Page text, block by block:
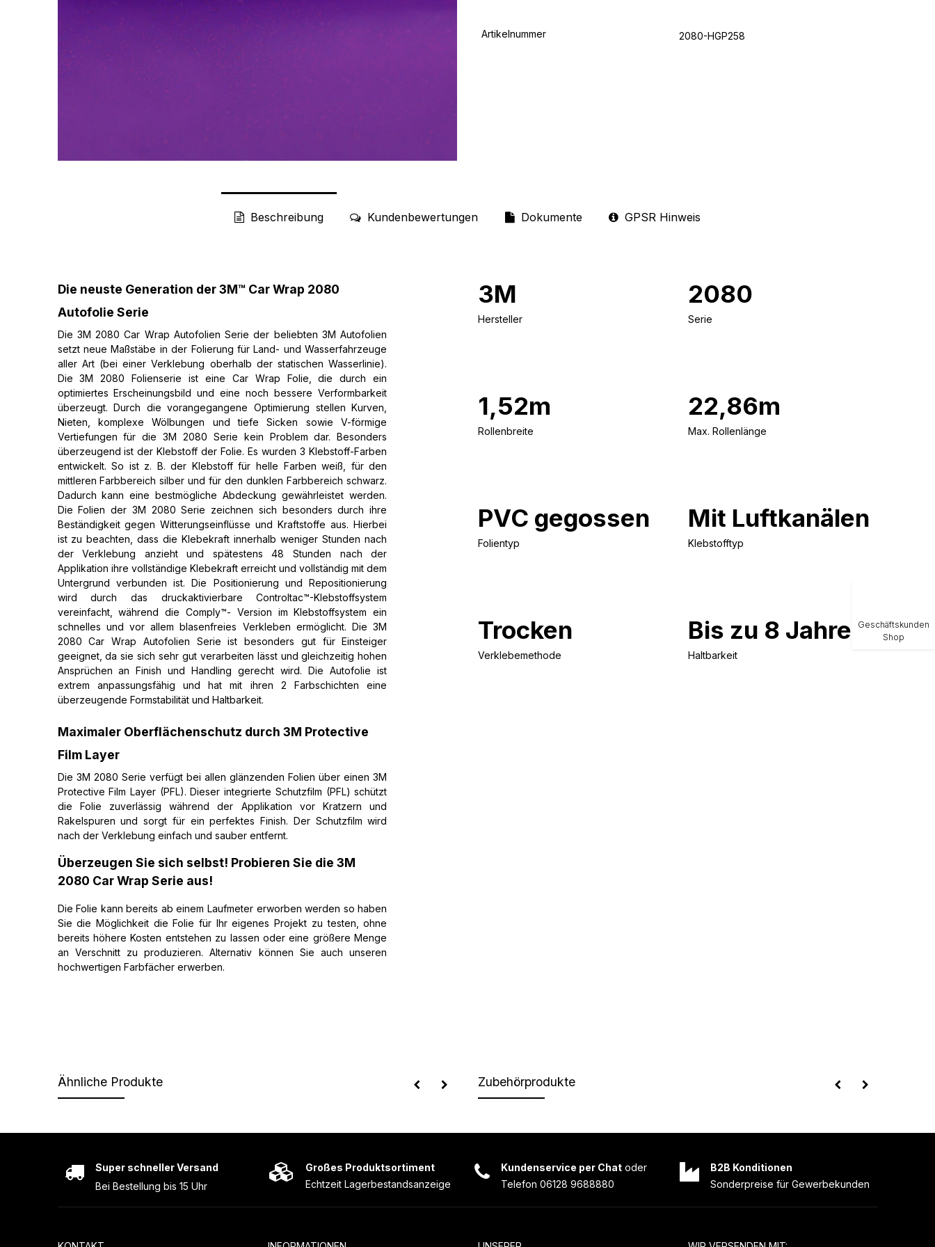
Artikelnummer 2080-HGP258
Beschreibung Kundenbewertungen Dokumente GPSR Hinweis
Die neuste Generation der 3M™ Car Wrap 2080
Autofolie Serie
Die 3M 2080 Car Wrap Autofolien Serie der beliebten 3M Autofolien
setzt neue Maßstäbe in der Folierung für Land- und Wasserfahrzeuge
aller Art (bei einer Verklebung oberhalb der statischen Wasserlinie).
Die 3M 2080 Folienserie ist eine Car Wrap Folie, die durch ein
optimiertes Erscheinungsbild und eine noch bessere Verformbarkeit
überzeugt. Durch die vorangegangene Optimierung stellen Kurven,
Nieten, komplexe Wölbungen und tiefe Sicken sowie V-förmige
Vertiefungen für die 3M 2080 Serie kein Problem dar. Besonders
überzeugend ist der Klebstoff der Folie. Es wurden 3 Klebstoff-Farben
entwickelt. So ist z. B. der Klebstoff für helle Farben weiß, für den
mittleren Farbbereich silber und für den dunklen Farbbereich schwarz.
Dadurch kann eine bestmögliche Abdeckung gewährleistet werden.
Die Folien der 3M 2080 Serie zeichnen sich besonders durch ihre
Beständigkeit gegen Witterungseinflüsse und Kraftstoffe aus. Hierbei
ist zu beachten, dass die Klebekraft innerhalb weniger Stunden nach
der Verklebung anzieht und spätestens 48 Stunden nach der
Applikation ihre vollständige Klebekraft erreicht und vollständig mit dem
Untergrund verbunden ist. Die Positionierung und Repositionierung
wird durch das druckaktivierbare Controltac™-Klebstoffsystem
vereinfacht, während die Comply™- Version im Klebstoffsystem ein
schnelles und vor allem blasenfreies Verkleben ermöglicht. Die 3M
2080 Car Wrap Autofolien Serie ist besonders gut für Einsteiger
geeignet, da sie sich sehr gut verarbeiten lässt und gleichzeitig hohen
Ansprüchen an Finish und Handling gerecht wird. Die Autofolie ist
extrem anpassungsfähig und hat mit ihren 2 Farbschichten eine
überzeugende Formstabilität und Haltbarkeit.
Maximaler Oberflächenschutz durch 3M Protective
Film Layer
Die 3M 2080 Serie verfügt bei allen glänzenden Folien über einen 3M
Protective Film Layer (PFL). Dieser integrierte Schutzfilm (PFL) schützt
die Folie zuverlässig während der Applikation vor Kratzern und
Rakelspuren und sorgt für ein perfektes Finish. Der Schutzfilm wird
nach der Verklebung einfach und sauber entfernt.
Überzeugen Sie sich selbst! Probieren Sie die 3M
2080 Car Wrap Serie aus!
Die Folie kann bereits ab einem Laufmeter erworben werden so haben
Sie die Möglichkeit die Folie für Ihr eigenes Projekt zu testen, ohne
bereits höhere Kosten entstehen zu lassen oder eine größere Menge
an Verschnitt zu produzieren. Alternativ können Sie auch unseren
hochwertigen Farbfächer erwerben.
3M
Hersteller
2080
Serie
1,52m
Rollenbreite
22,86m
Max. Rollenlänge
PVC gegossen
Folientyp
Mit Luftkanälen
Klebstofftyp
Trocken
Verklebemethode
Bis zu 8 Jahre
Haltbarkeit
Ähnliche Produkte Zubehörprodukte
Großes Produktsortiment
Echtzeit Lagerbestandsanzeige
Kundenservice per Chat oder
Telefon 06128 9688880
Super schneller Versand
Bei Bestellung bis 15 Uhr
B2B Konditionen
Sonderpreise für Gewerbekunden
Geschäftskunden
Shop